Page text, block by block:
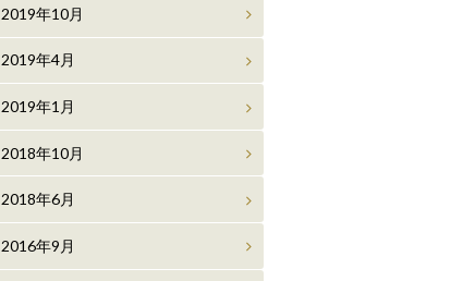
2019年10月
2019年4月
2019年1月
2018年10月
2018年6月
2016年9月